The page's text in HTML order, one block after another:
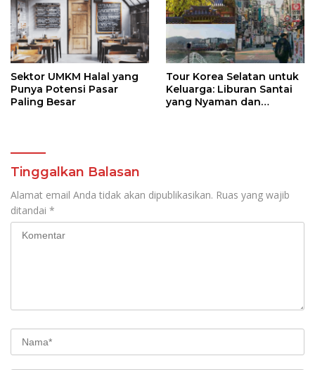
Sektor UMKM Halal yang
Punya Potensi Pasar
Paling Besar
Tour Korea Selatan untuk
Keluarga: Liburan Santai
yang Nyaman dan
Tinggalkan Balasan
Alamat email Anda tidak akan dipublikasikan. Ruas yang wajib
ditandai *